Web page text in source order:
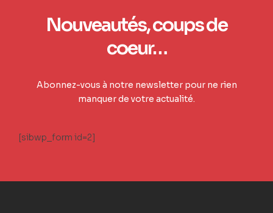
Nouveautés, coups de
coeur…
Abonnez-vous à notre newsletter pour ne rien
manquer de votre actualité.
[sibwp_form id=2]